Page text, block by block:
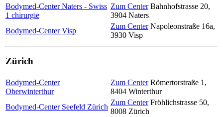
Bodymed-Center Naters - Swiss
1 chirurgie
Zum Center Bahnhofstrasse 20,
3904 Naters
Bodymed-Center Visp
Zum Center Napoleonstraße 16a,
3930 Visp
Zürich
Bodymed-Center
Oberwinterthur
Zum Center Römertorstraße 1 ,
8404 Winterthur
Bodymed-Center Seefeld Zürich
Zum Center Fröhlichstrasse 50,
8008 Zürich